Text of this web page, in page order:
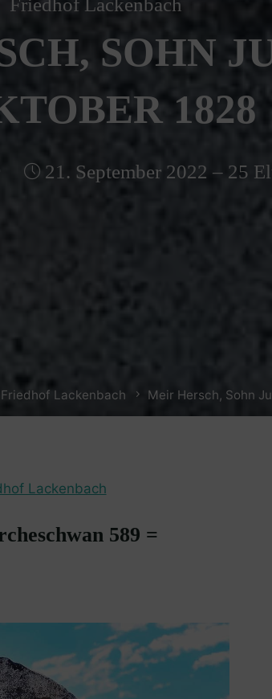
Friedhof Lackenbach
SOHN
1828
21. September 2022 – 25
Friedhof Lackenbach Meir Hersch, Sohn
Lackenbach
589 =